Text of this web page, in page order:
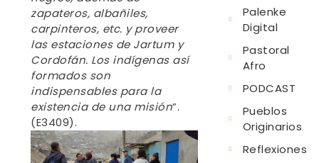
zapateros, albañiles,
carpinteros, etc. y proveer
las estaciones de Jartum y
Cordofán. Los indígenas así
formados son
indispensables para la
existencia de una misión”.
(E3409).
Palenke
Digital
Pastoral
Afro
PODCAST
Pueblos
Originarios
Reflexiones